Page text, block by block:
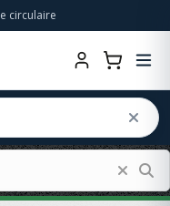
circulaire